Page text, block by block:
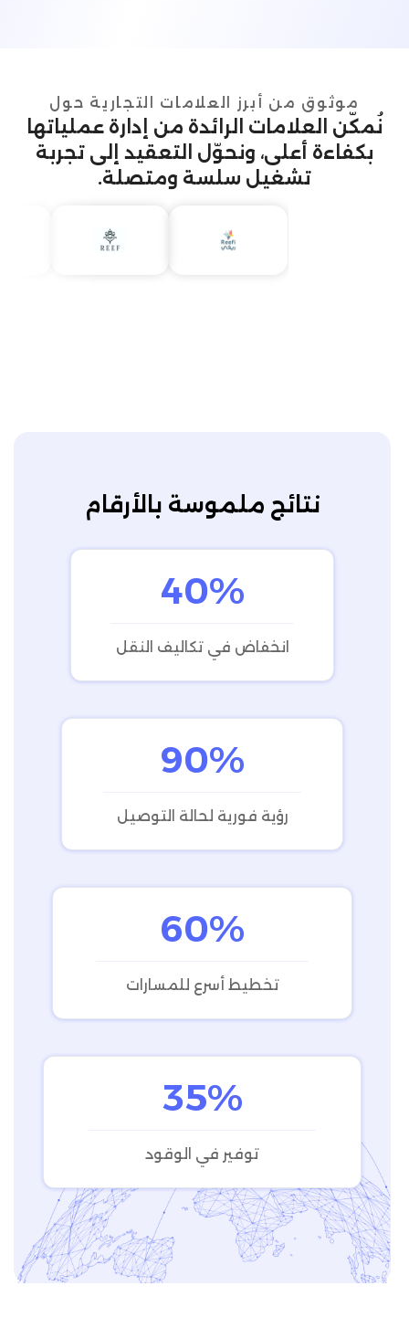
موثوق من أبرز العلامات التجارية حول
نُمكّن العلامات الرائدة من إدارة عملياتها
بكفاءة أعلى، ونحوّل التعقيد إلى تجربة
تشغيل سلسة ومتصلة.
نتائج ملموسة بالأرقام
40%
انخفاض في تكاليف النقل
90%
رؤية فورية لحالة التوصيل
60%
تخطيط أسرع للمسارات
35%
توفير في الوقود